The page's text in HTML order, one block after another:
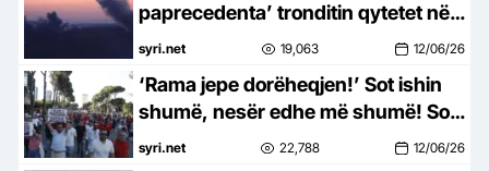
paprecedenta’ tronditin qytetet në
jug të Libanit
syri.net 19,063 12/06/26
‘Rama jepe dorëheqjen!’ Sot ishin
shumë, nesër edhe më shumë! Sot
dita e 13-të! Protesta kundër
syri.net 22,788 12/06/26